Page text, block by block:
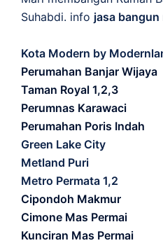
Suhabdi. info jasa bangun
Kota Modern by
Perumahan Banjar Wijaya
Taman Royal 1,2,3
Perumnas Karawaci
Perumahan Poris Indah
Green Lake City
Metland Puri
Metro Permata 1,2
Cipondoh Makmur
Cimone Mas Permai
Kunciran Mas Permai